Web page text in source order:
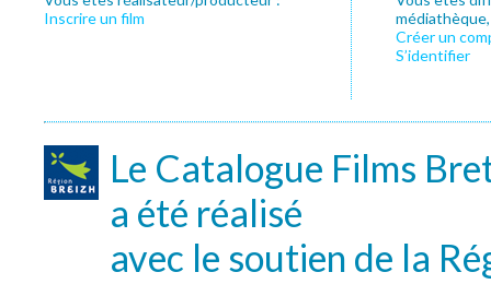
Inscrire un film
Créer un
S’identifier
Le Catalogue Films
a été réalisé
avec le soutien de la